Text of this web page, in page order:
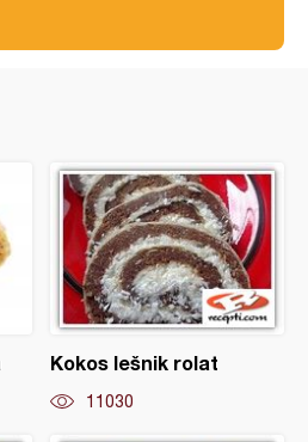
Kokos lešnik rolat
11030